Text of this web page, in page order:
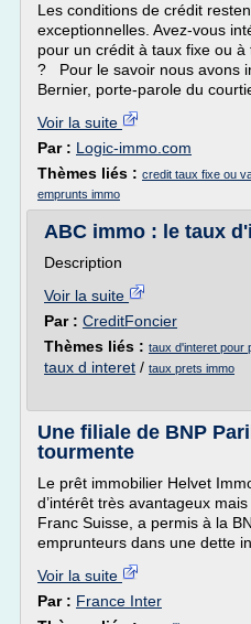
Les conditions de crédit
exceptionnelles. Avez-vous
pour un crédit à taux fixe ou à
? Pour le savoir nous avons
Bernier, porte-parole du
Voir la suite
Par : Logic-immo.com
Thèmes liés : credit taux fixe ou
emprunts immo
ABC immo : le taux
Description
Voir la suite
Par : CreditFoncier
Thèmes liés : taux d'interet pour
taux d interet / taux prets immo
Une filiale de BNP
tourmente
Le prêt immobilier Helvet
d’intérêt très avantageux
Franc Suisse, a permis à la
emprunteurs dans une dette
Voir la suite
Par : France Inter